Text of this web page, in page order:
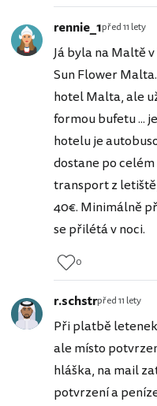
rennie_1před 11 lety
Já byla na Maltě
Sun Flower
hotel Malta, ale
formou bufetu ...
hotelu je
dostane po
transport z
40€. Minimálně
se přilétá v noci.
0
r.schstrpřed 11 lety
Při platbě
ale místo
hláška, na mail
potvrzení a